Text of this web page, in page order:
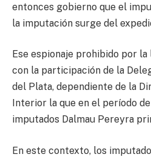
entonces gobierno que el
la imputación surge del
Ese espionaje prohibido por
con la participación de la
del Plata, dependiente de la
Interior la que en el período
imputados Dalmau Pereyra
En este contexto, los